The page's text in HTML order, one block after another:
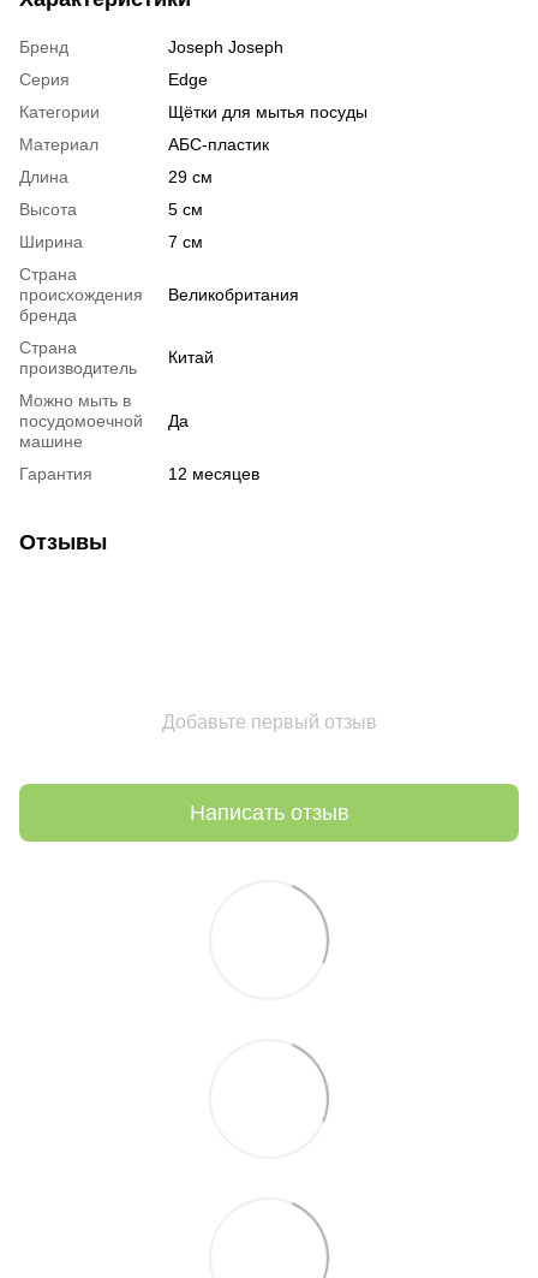
Бренд
Joseph Joseph
Серия
Edge
Категории
Щётки для мытья посуды
Материал
АБС-пластик
Длина
29 см
Высота
5 см
Ширина
7 см
Страна
происхождения
бренда
Великобритания
Страна
производитель
Китай
Можно мыть в
посудомоечной
машине
Да
Гарантия 12 месяцев
Отзывы
Добавьте первый отзыв
Написать отзыв